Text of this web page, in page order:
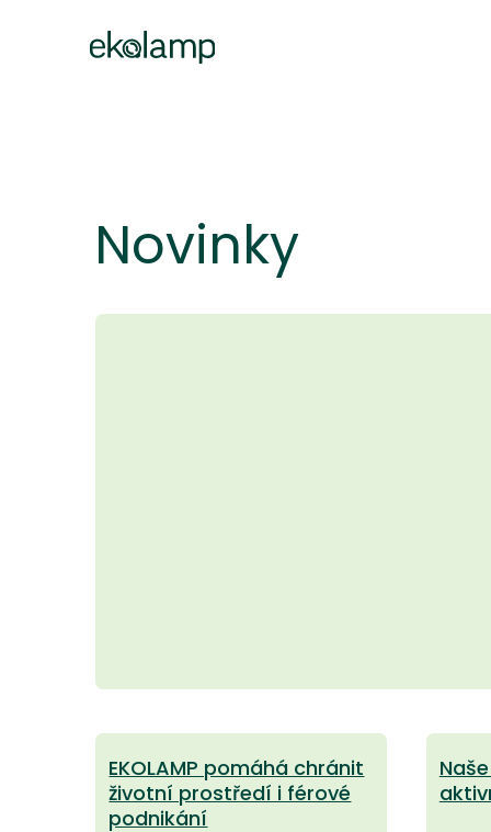
Novinky
EKOLAMP pomáhá chránit
životní prostředí i férové
podnikání